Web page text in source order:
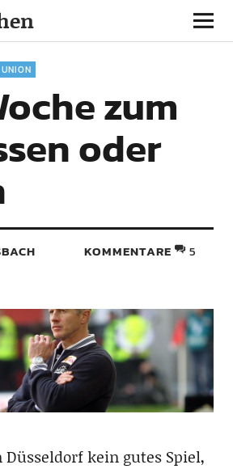
zum
oder
KOMMENTARE 5
kein gutes Spiel,